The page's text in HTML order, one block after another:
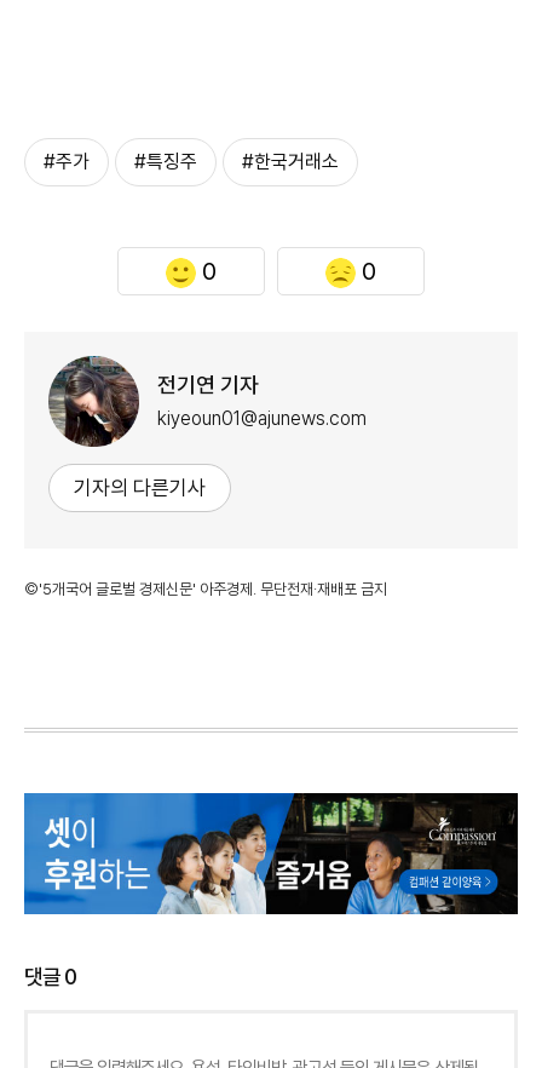
#주가 #특징주 #한국거래소
0 0
전기연 기자
kiyeoun01@ajunews.com
기자의 다른기사
©'5개국어 글로벌 경제신문' 아주경제. 무단전재·재배포 금지
댓글0